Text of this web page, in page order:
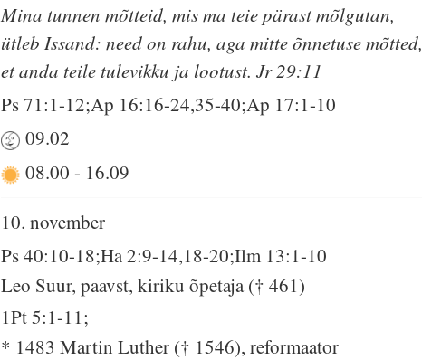
Mina tunnen mõtteid, mis ma teie pärast mõlgutan,
ütleb Issand: need on rahu, aga mitte õnnetuse mõtted,
et anda teile tulevikku ja lootust. Jr 29:11
Ps 71:1-12;Ap 16:16-24,35-40;Ap 17:1-10
09.02
08.00- 16.09
10. november
Ps 40:10-18;Ha 2:9-14,18-20;Ilm 13:1-10
Leo Suur, paavst, kiriku õpetaja († 461)
1Pt 5:1-11;
* 1483 Martin Luther († 1546), reformaator